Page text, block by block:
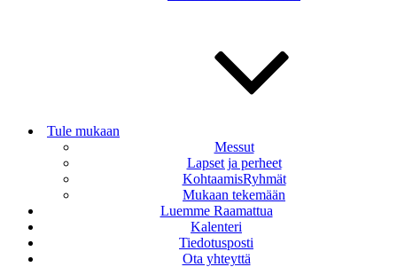
Tule mukaan
Messut
Lapset ja perheet
KohtaamisRyhmät
Mukaan tekemään
Luemme Raamattua
Kalenteri
Tiedotusposti
Ota yhteyttä